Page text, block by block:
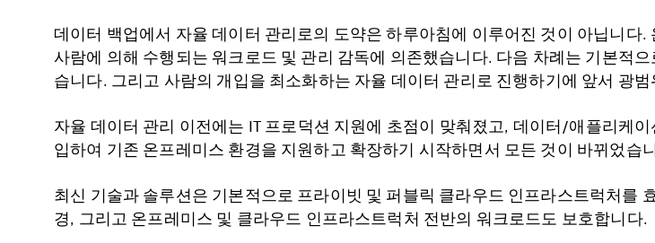
데이터 백업에서 자율 데이터 관리로의 도약은 하루아침에 이루어진 것이 아닙니
사람에 의해 수행되는 워크로드 및 관리 감독에 의존했습니다. 다음 차례는 기본적
습니다. 그리고 사람의 개입을 최소화하는 자율 데이터 관리로 진행하기에 앞서 광
자율 데이터 관리 이전에는 IT 프로덕션 지원에 초점이 맞춰졌고, 데이터/애플리케
입하여 기존 온프레미스 환경을 지원하고 확장하기 시작하면서 모든 것이 바뀌었습
최신 기술과 솔루션은 기본적으로 프라이빗 및 퍼블릭 클라우드 인프라스트럭처를
경, 그리고 온프레미스 및 클라우드 인프라스트럭처 전반의 워크로드도 보호합니다.